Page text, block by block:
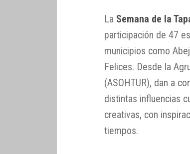
La Semana de la
participación de 47
municipios como
Felices. Desde la
(ASOHTUR), dan a
distintas influencias
creativas, con
tiempos.